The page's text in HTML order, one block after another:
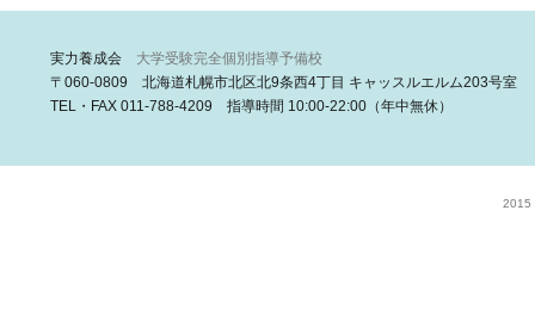
実力養成会 大学受験完全個別指導予備校
〒060-0809 北海道札幌市北区北9条西4丁目 キャッスルエルム203号室
TEL・FAX 011-788-4209 指導時間 10:00-22:00（年中無休）
2015